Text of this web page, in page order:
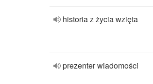
historia z życia wzięta
prezenter wiadomości